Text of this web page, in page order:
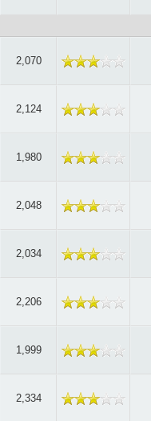
2,070
2,124
1,980
2,048
2,034
2,206
1,999
2,334